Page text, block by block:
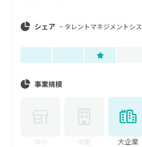
シェア ~ タレントマネジメントシス
事業規模
中小 中堅 大企業